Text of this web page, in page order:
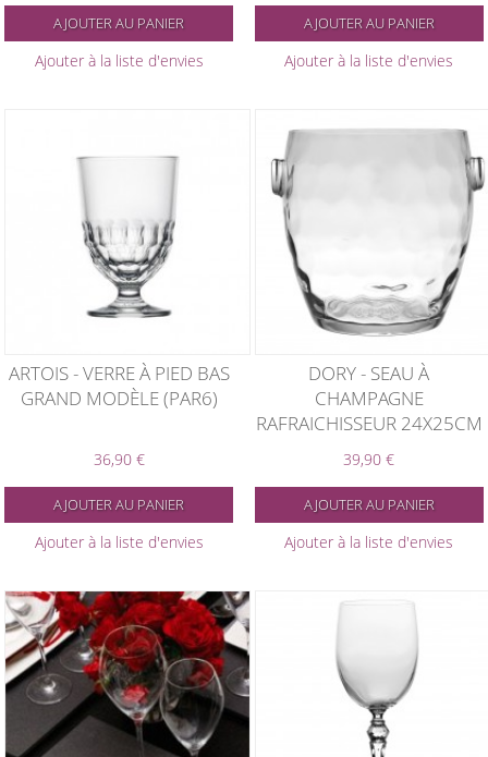
AJOUTER AU PANIER
Ajouter à la liste d'envies
AJOUTER AU PANIER
Ajouter à la liste d'envies
ARTOIS - VERRE À PIED BAS
GRAND MODÈLE (PAR6)
36,90 €
AJOUTER AU PANIER
Ajouter à la liste d'envies
DORY - SEAU À
CHAMPAGNE
RAFRAICHISSEUR 24X25CM
39,90 €
AJOUTER AU PANIER
Ajouter à la liste d'envies